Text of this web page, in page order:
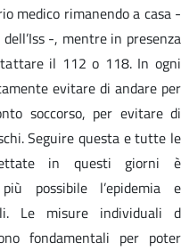
medico rimanendo a casa -
-, mentre in presenza
il 112 o 118. In ogni
evitare di andare per
soccorso, per evitare di
Seguire questa e tutte le
in questi giorni è
possibile l’epidemia e
Le misure individuali d
fondamentali per poter